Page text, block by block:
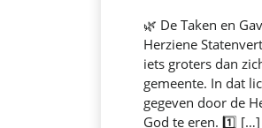
🌿 De Taken en
Herziene
iets groters dan
gemeente. In dat
gegeven door de
God te eren. 1️⃣ […]